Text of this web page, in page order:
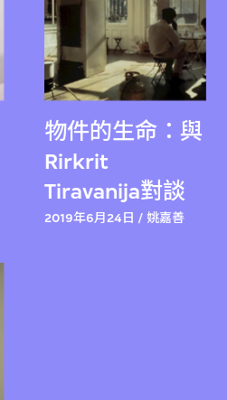
物件的生命：與
Rirkrit
Tiravanija對談
2019年6月24日 / 姚嘉善